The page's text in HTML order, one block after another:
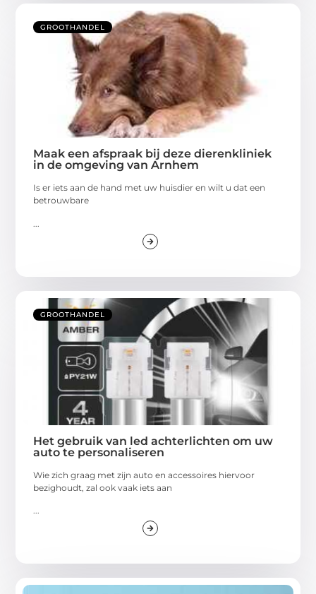
GROOTHANDEL
Maak een afspraak bij deze dierenkliniek
in de omgeving van Arnhem
Is er iets aan de hand met uw huisdier en wilt u dat een
betrouwbare
GROOTHANDEL
Het gebruik van led achterlichten om uw
auto te personaliseren
Wie zich graag met zijn auto en accessoires hiervoor
bezighoudt, zal ook vaak iets aan